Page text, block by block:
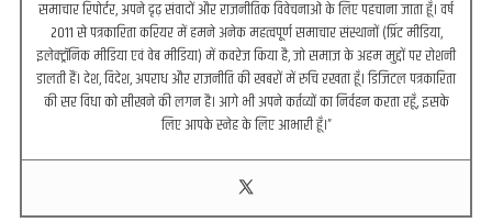
समाचार रिपोर्टर, अपने दृढ़ संवादों और राजनीतिक विवेचनाओं के लिए पहचाना जाता हूँ। वर्ष
2011 से पत्रकारिता करियर में हमने अनेक महत्वपूर्ण समाचार संस्थानों (प्रिंट मीडिया,
इलेक्ट्रॉनिक मीडिया एवं वेब मीडिया) में कवरेज किया है, जो समाज के अहम मुद्दों पर रोशनी
डालती हैं। देश, विदेश, अपराध और राजनीति की खबरों में रुचि रखता हूँ। डिजिटल पत्रकारिता
की सर विधा को सीखने की लगन है। आगे भी अपने कर्तव्यों का निर्वहन करता रहूँ, इसके
लिए आपके स्नेह के लिए आभारी हूँ।”